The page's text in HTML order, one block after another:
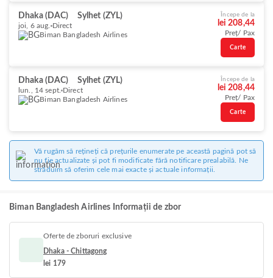
Dhaka (DAC) Sylhet (ZYL)
joi, 6 aug. Direct
Biman Bangladesh Airlines
Începe de la
lei 208,44
Preț/ Pax
Carte
Dhaka (DAC) Sylhet (ZYL)
lun., 14 sept. Direct
Biman Bangladesh Airlines
Începe de la
lei 208,44
Preț/ Pax
Carte
Vă rugăm să rețineți că prețurile enumerate pe această pagină pot să
nu fie actualizate și pot fi modificate fără notificare prealabilă. Ne
străduim să oferim cele mai exacte și actuale informații.
Biman Bangladesh Airlines Informații de zbor
Oferte de zboruri exclusive
Dhaka - Chittagong
lei 179